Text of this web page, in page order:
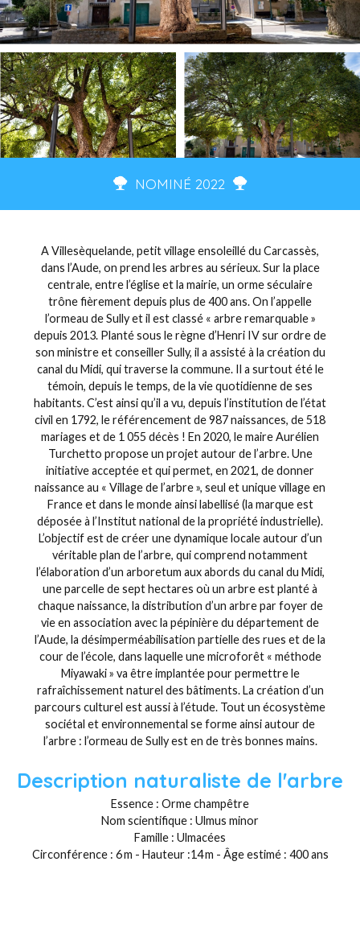
NOMINÉ 2022
A Villesèquelande, petit village ensoleillé du Carcassès,
dans l’Aude, on prend les arbres au sérieux. Sur la place
centrale, entre l’église et la mairie, un orme séculaire
trône fièrement depuis plus de 400 ans. On l’appelle
l’ormeau de Sully et il est classé « arbre remarquable »
depuis 2013. Planté sous le règne d’Henri IV sur ordre de
son ministre et conseiller Sully, il a assisté à la création du
canal du Midi, qui traverse la commune. Il a surtout été le
témoin, depuis le temps, de la vie quotidienne de ses
habitants. C’est ainsi qu’il a vu, depuis l’institution de l’état
civil en 1792, le référencement de 987 naissances, de 518
mariages et de 1 055 décès ! En 2020, le maire Aurélien
Turchetto propose un projet autour de l’arbre. Une
initiative acceptée et qui permet, en 2021, de donner
naissance au « Village de l’arbre », seul et unique village en
France et dans le monde ainsi labellisé (la marque est
déposée à l’Institut national de la propriété industrielle).
L’objectif est de créer une dynamique locale autour d’un
véritable plan de l’arbre, qui comprend notamment
l’élaboration d’un arboretum aux abords du canal du Midi,
une parcelle de sept hectares où un arbre est planté à
chaque naissance, la distribution d’un arbre par foyer de
vie en association avec la pépinière du département de
l’Aude, la désimperméabilisation partielle des rues et de la
cour de l’école, dans laquelle une microforêt « méthode
Miyawaki » va être implantée pour permettre le
rafraîchissement naturel des bâtiments. La création d’un
parcours culturel est aussi à l’étude. Tout un écosystème
sociétal et environnemental se forme ainsi autour de
l’arbre : l’ormeau de Sully est en de très bonnes mains.
Description naturaliste de l'arbre
Essence : Orme champêtre
Nom scientifique : Ulmus minor
Famille : Ulmacées
Circonférence : 6 m - Hauteur :14 m - Âge estimé : 400 ans